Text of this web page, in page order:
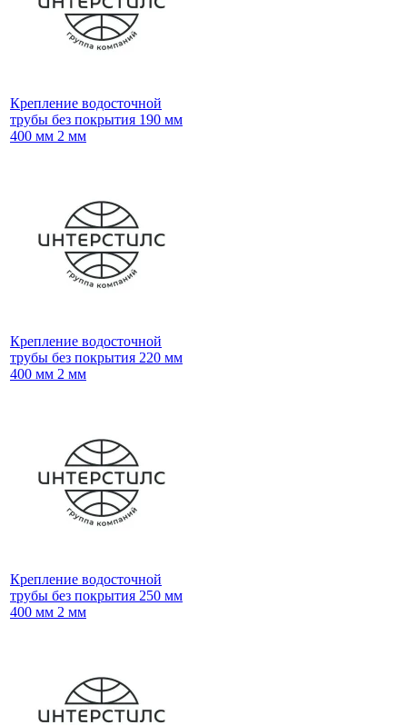
Крепление водосточной
трубы без покрытия 190 мм
400 мм 2 мм
Крепление водосточной
трубы без покрытия 220 мм
400 мм 2 мм
Крепление водосточной
трубы без покрытия 250 мм
400 мм 2 мм